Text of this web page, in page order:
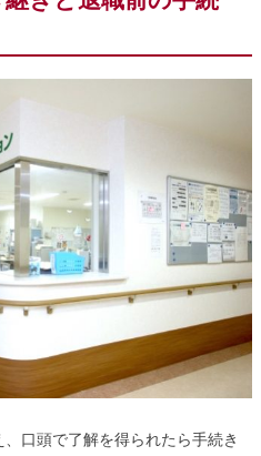
口頭で了解を得られたら手続き